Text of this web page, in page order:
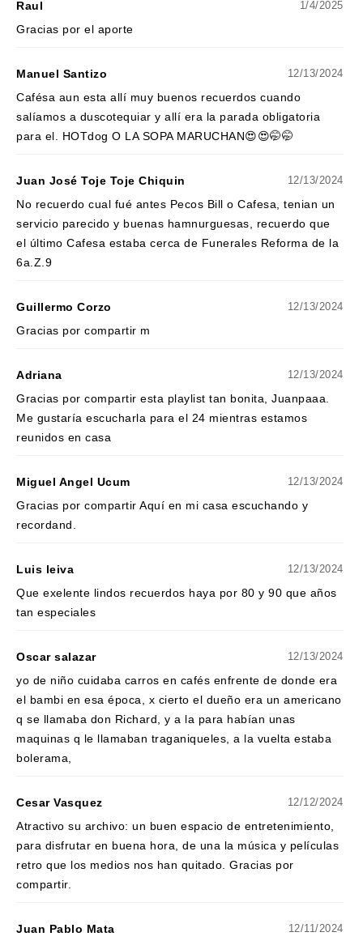
Raul 1/4/2025
Gracias por el aporte
Manuel Santizo 12/13/2024
Cafésa aun esta allí muy buenos recuerdos cuando
salíamos a duscotequiar y allí era la parada obligatoria
para el. HOTdog O LA SOPA MARUCHAN😍😍🤭🤭
Juan José Toje Toje Chiquin 12/13/2024
No recuerdo cual fué antes Pecos Bill o Cafesa, tenian un
servicio parecido y buenas hamnurguesas, recuerdo que
el último Cafesa estaba cerca de Funerales Reforma de la
6a.Z.9
Guillermo Corzo 12/13/2024
Gracias por compartir m
Adriana 12/13/2024
Gracias por compartir esta playlist tan bonita, Juanpaaa.
Me gustaría escucharla para el 24 mientras estamos
reunidos en casa
Miguel Angel Ucum 12/13/2024
Gracias por compartir Aquí en mi casa escuchando y
recordand.
Luis leiva 12/13/2024
Que exelente lindos recuerdos haya por 80 y 90 que años
tan especiales
Oscar salazar 12/13/2024
yo de niño cuidaba carros en cafés enfrente de donde era
el bambi en esa época, x cierto el dueño era un americano
q se llamaba don Richard, y a la para habían unas
maquinas q le llamaban traganiqueles, a la vuelta estaba
bolerama,
Cesar Vasquez 12/12/2024
Atractivo su archivo: un buen espacio de entretenimiento,
para disfrutar en buena hora, de una la música y películas
retro que los medios nos han quitado. Gracias por
compartir.
Juan Pablo Mata 12/11/2024